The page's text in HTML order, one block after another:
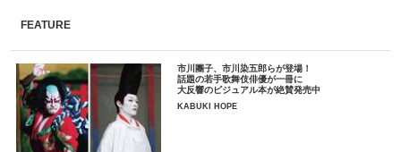
FEATURE
市川團子、市川染五郎らが登場！
話題の若手歌舞伎俳優が一冊に
大反響のビジュアル本が絶賛発売中
KABUKI HOPE